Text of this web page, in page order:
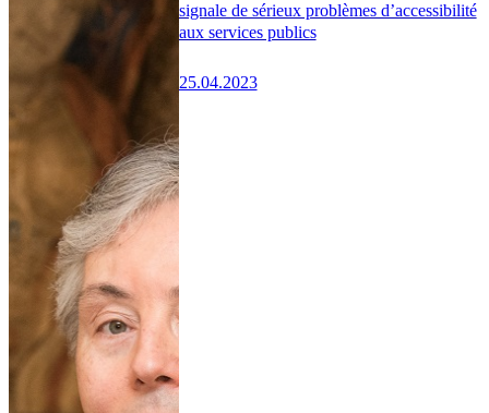
signale de sérieux problèmes d’accessibilité
aux services publics
25.04.2023